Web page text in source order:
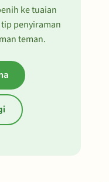
ke tuaian
penyiraman
teman.